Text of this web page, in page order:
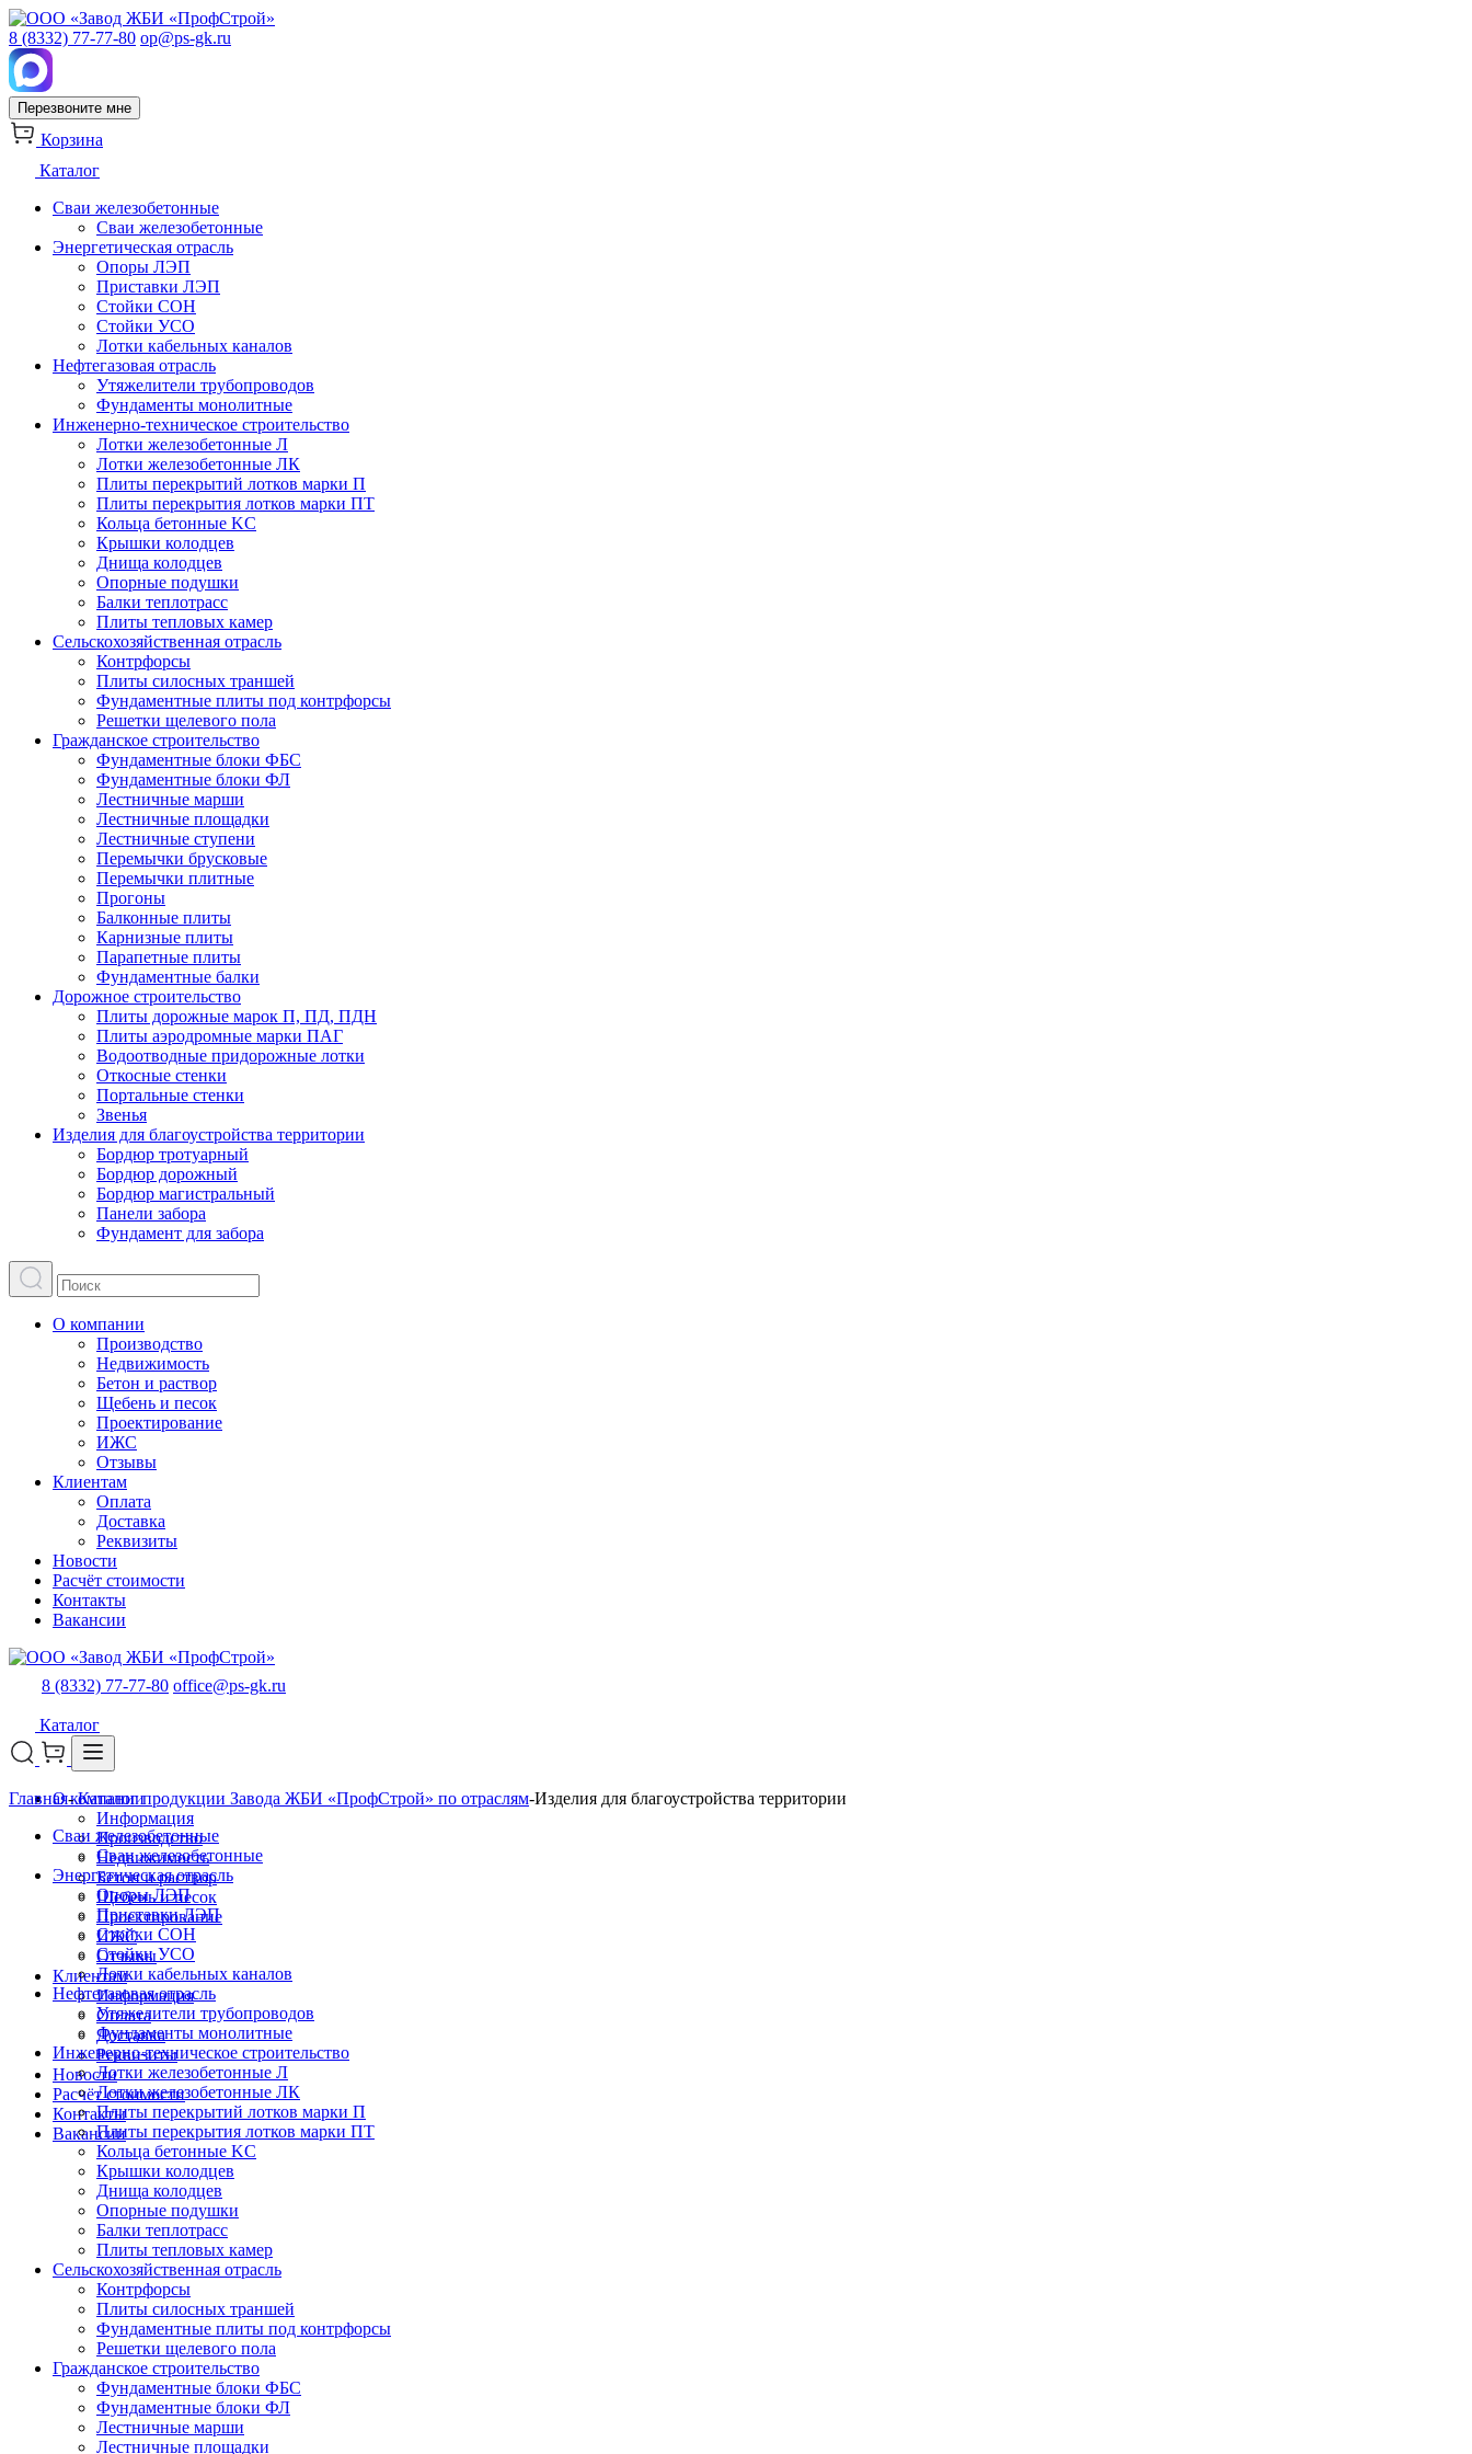
8 (8332) 77-77-80 op@ps-gk.ru
Перезвоните мне
Корзина
Каталог
Сваи железобетонные
Сваи железобетонные
Энергетическая отрасль
Опоры ЛЭП
Приставки ЛЭП
Стойки СОН
Стойки УСО
Лотки кабельных каналов
Нефтегазовая отрасль
Утяжелители трубопроводов
Фундаменты монолитные
Инженерно-техническое строительство
Лотки железобетонные Л
Лотки железобетонные ЛК
Плиты перекрытий лотков марки П
Плиты перекрытия лотков марки ПТ
Кольца бетонные KC
Крышки колодцев
Днища колодцев
Опорные подушки
Балки теплотрасс
Плиты тепловых камер
Сельскохозяйственная отрасль
Контрфорсы
Плиты силосных траншей
Фундаментные плиты под контрфорсы
Решетки щелевого пола
Гражданское строительство
Фундаментные блоки ФБС
Фундаментные блоки ФЛ
Лестничные марши
Лестничные площадки
Лестничные ступени
Перемычки брусковые
Перемычки плитные
Прогоны
Балконные плиты
Карнизные плиты
Парапетные плиты
Фундаментные балки
Дорожное строительство
Плиты дорожные марок П, ПД, ПДН
Плиты аэродромные марки ПАГ
Водоотводные придорожные лотки
Откосные стенки
Портальные стенки
Звенья
Изделия для благоустройства территории
Бордюр тротуарный
Бордюр дорожный
Бордюр магистральный
Панели забора
Фундамент для забора
О компании
Производство
Недвижимость
Бетон и раствор
Щебень и песок
Проектирование
ИЖС
Отзывы
Клиентам
Оплата
Доставка
Реквизиты
Новости
Расчёт стоимости
Контакты
Вакансии
8 (8332) 77-77-80 office@ps-gk.ru
Каталог
О компании
Информация
Производство
Недвижимость
Бетон и раствор
Щебень и песок
Проектирование
ИЖС
Отзывы
Клиентам
Информация
Оплата
Доставка
Реквизиты
Новости
Расчёт стоимости
Контакты
Вакансии
Главная- Каталог продукции Завода ЖБИ «ПрофСтрой» по отраслям-Изделия для благоустройства территории
Сваи железобетонные
Сваи железобетонные
Энергетическая отрасль
Опоры ЛЭП
Приставки ЛЭП
Стойки СОН
Стойки УСО
Лотки кабельных каналов
Нефтегазовая отрасль
Утяжелители трубопроводов
Фундаменты монолитные
Инженерно-техническое строительство
Лотки железобетонные Л
Лотки железобетонные ЛК
Плиты перекрытий лотков марки П
Плиты перекрытия лотков марки ПТ
Кольца бетонные KC
Крышки колодцев
Днища колодцев
Опорные подушки
Балки теплотрасс
Плиты тепловых камер
Сельскохозяйственная отрасль
Контрфорсы
Плиты силосных траншей
Фундаментные плиты под контрфорсы
Решетки щелевого пола
Гражданское строительство
Фундаментные блоки ФБС
Фундаментные блоки ФЛ
Лестничные марши
Лестничные площадки